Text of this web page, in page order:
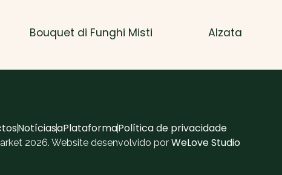
Bouquet di Funghi Misti Alzata
NotíciasaPlataformaPolítica de privacidade
2026. Website desenvolvido por WeLove Studio